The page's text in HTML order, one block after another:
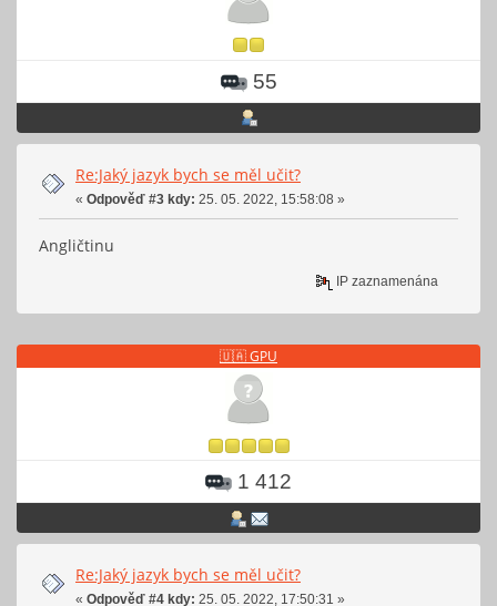
55
Re:Jaký jazyk bych se měl učit?
« Odpověď #3 kdy: 25. 05. 2022, 15:58:08 »
Angličtinu
IP zaznamenána
🇺🇦 GPU
1 412
Re:Jaký jazyk bych se měl učit?
« Odpověď #4 kdy: 25. 05. 2022, 17:50:31 »